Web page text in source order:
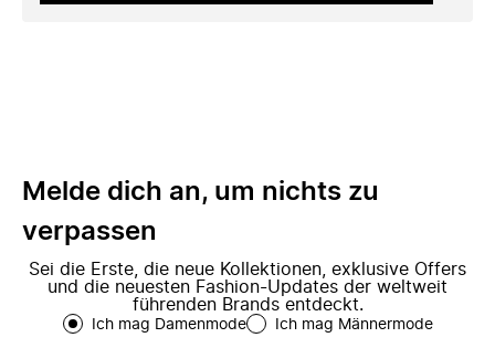
Melde dich an, um nichts zu
verpassen
Sei die Erste, die neue Kollektionen, exklusive Offers
und die neuesten Fashion-Updates der weltweit
führenden Brands entdeckt.
Ich mag Damenmode Ich mag Männermode